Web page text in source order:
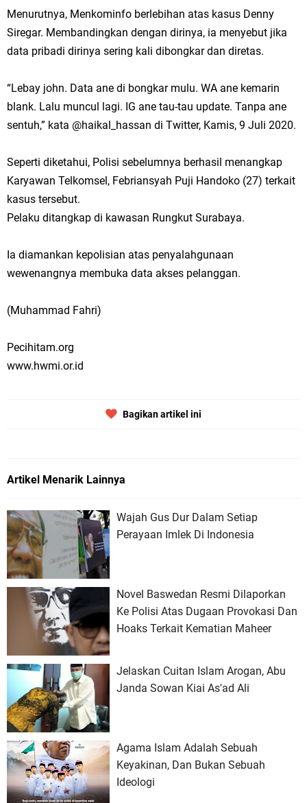
Menurutnya, Menkominfo berlebihan atas kasus Denny
Siregar. Membandingkan dengan dirinya, ia menyebut jika
data pribadi dirinya sering kali dibongkar dan diretas.
“Lebay john. Data ane di bongkar mulu. WA ane kemarin
blank. Lalu muncul lagi. IG ane tau-tau update. Tanpa ane
sentuh,” kata @haikal_hassan di Twitter, Kamis, 9 Juli 2020.
Seperti diketahui, Polisi sebelumnya berhasil menangkap
Karyawan Telkomsel, Febriansyah Puji Handoko (27) terkait
kasus tersebut.
Pelaku ditangkap di kawasan Rungkut Surabaya.
Ia diamankan kepolisian atas penyalahgunaan
wewenangnya membuka data akses pelanggan.
(Muhammad Fahri)
Pecihitam.org
www.hwmi.or.id
Bagikan artikel ini
Artikel Menarik Lainnya
Wajah Gus Dur Dalam Setiap
Perayaan Imlek Di Indonesia
Novel Baswedan Resmi Dilaporkan
Ke Polisi Atas Dugaan Provokasi Dan
Hoaks Terkait Kematian Maheer
Jelaskan Cuitan Islam Arogan, Abu
Janda Sowan Kiai As'ad Ali
Agama Islam Adalah Sebuah
Keyakinan, Dan Bukan Sebuah
Ideologi